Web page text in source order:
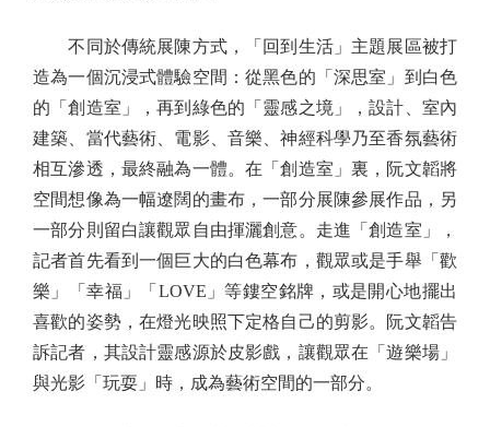
不同於傳統展陳方式，「回到生活」主題展區被打
造為一個沉浸式體驗空間：從黑色的「深思室」到白色
的「創造室」，再到綠色的「靈感之境」，設計、室內
建築、當代藝術、電影、音樂、神經科學乃至香氛藝術
相互滲透，最終融為一體。在「創造室」裏，阮文韜將
空間想像為一幅遼闊的畫布，一部分展陳參展作品，另
一部分則留白讓觀眾自由揮灑創意。走進「創造室」，
記者首先看到一個巨大的白色幕布，觀眾或是手舉「歡
樂」「幸福」「LOVE」等鏤空銘牌，或是開心地擺出
喜歡的姿勢，在燈光映照下定格自己的剪影。阮文韜告
訴記者，其設計靈感源於皮影戲，讓觀眾在「遊樂場」
與光影「玩耍」時，成為藝術空間的一部分。